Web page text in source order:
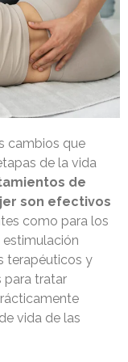
cambios que
de la vida
de
son efectivos
como para los
estimulación
terapéuticos y
para tratar
vida de las